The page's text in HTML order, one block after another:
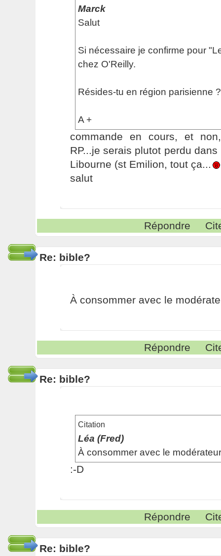
Marck
Salut
Si nécessaire je confirme pour
chez O'Reilly.
Résides-tu en région parisienne ?
A +
commande en cours, et
RP...je serais plutot perdu
Libourne (st Emilion, tout ça...
salut
Répondre
Re: bible?
À consommer avec le
Répondre
Re: bible?
Citation
Léa (Fred)
À consommer avec le
:-D
Répondre
Re: bible?